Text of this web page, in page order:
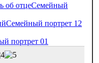
Семейный
Семейный портрет 12
портрет 01